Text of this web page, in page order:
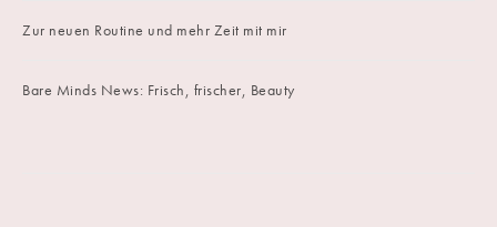
Zur neuen Routine und mehr Zeit mit mir
Bare Minds News: Frisch, frischer, Beauty